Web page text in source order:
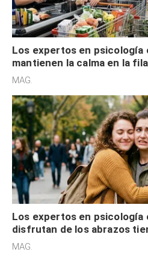
Los expertos en psicología
mantienen la calma en la
cognitiva, gratitud y no
MAG.
Los expertos en psicología
disfrutan de los abrazos
sensibilidad a los estímulos
MAG.